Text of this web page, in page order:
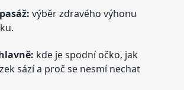
výběr zdravého výhonu
kde je spodní očko, jak
sází a proč se nesmí nechat